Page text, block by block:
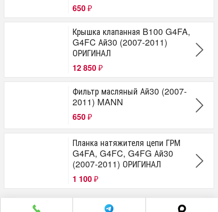
650 ₽
Крышка клапанная B100 G4FA,
G4FC Ай30 (2007-2011)
ОРИГИНАЛ
12 850 ₽
Фильтр масляный Ай30 (2007-
2011) MANN
650 ₽
Планка натяжителя цепи ГРМ
G4FA, G4FC, G4FG Ай30
(2007-2011) ОРИГИНАЛ
1 100 ₽
г. Челябинск пр. Победы 305Д/1 (2 этаж)